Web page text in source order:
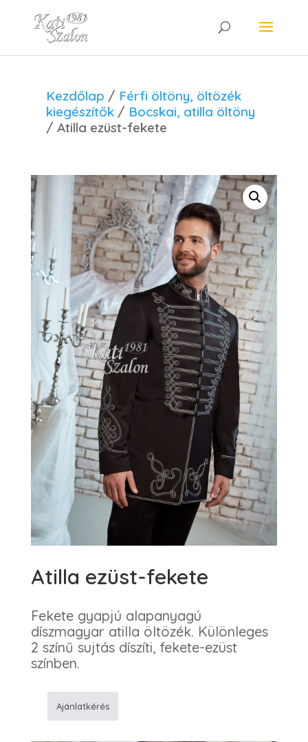
Kezdőlap / Férfi öltöny, öltözék
kiegészítők / Bocskai, atilla öltöny
/ Atilla ezüst-fekete
Atilla ezüst-fekete
Fekete gyapjú alapanyagú
díszmagyar atilla öltözék. Különleges
2 színű sujtás díszíti, fekete-ezüst
színben.
Ajánlatkérés